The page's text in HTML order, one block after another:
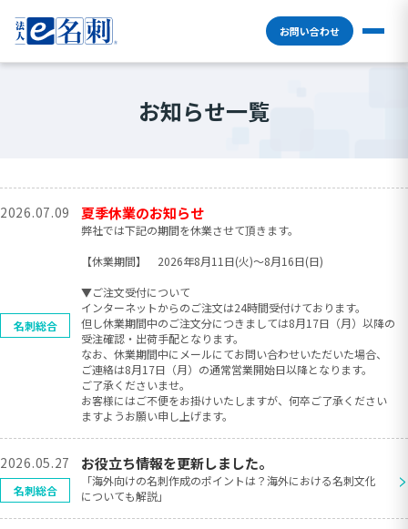
お問い合わせ
お知らせ一覧
2026.07.09 夏季休業のお知らせ
弊社では下記の期間を休業させて頂きます。
【休業期間】 2026年8月11日(火)〜8月16日(日)
▼ご注文受付について
インターネットからのご注文は24時間受付けております。
但し休業期間中のご注文分につきましては8月17日（月）以降の
受注確認・出荷手配となります。
なお、休業期間中にメールにてお問い合わせいただいた場合、
ご連絡は8月17日（月）の通常営業開始日以降となります。
ご了承くださいませ。
お客様にはご不便をお掛けいたしますが、何卒ご了承ください
ますようお願い申し上げます。
名刺総合
2026.05.27 お役立ち情報を更新しました。
「海外向けの名刺作成のポイントは？海外における名刺文化
についても解説」
>
名刺総合